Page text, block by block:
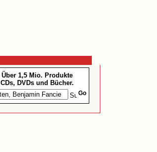
Über 1,5 Mio. Produkte
CDs, DVDs und Bücher.
Go